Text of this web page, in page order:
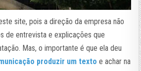
site, pois a direção da empresa não
de entrevista e explicações que
Mas, o importante é que ela deu
produzir um texto e achar na